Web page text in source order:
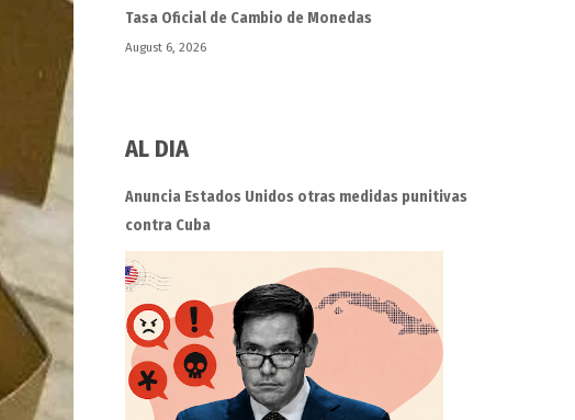
Tasa Oficial de Cambio de Monedas
August 6, 2026
AL DIA
Anuncia Estados Unidos otras medidas punitivas
contra Cuba